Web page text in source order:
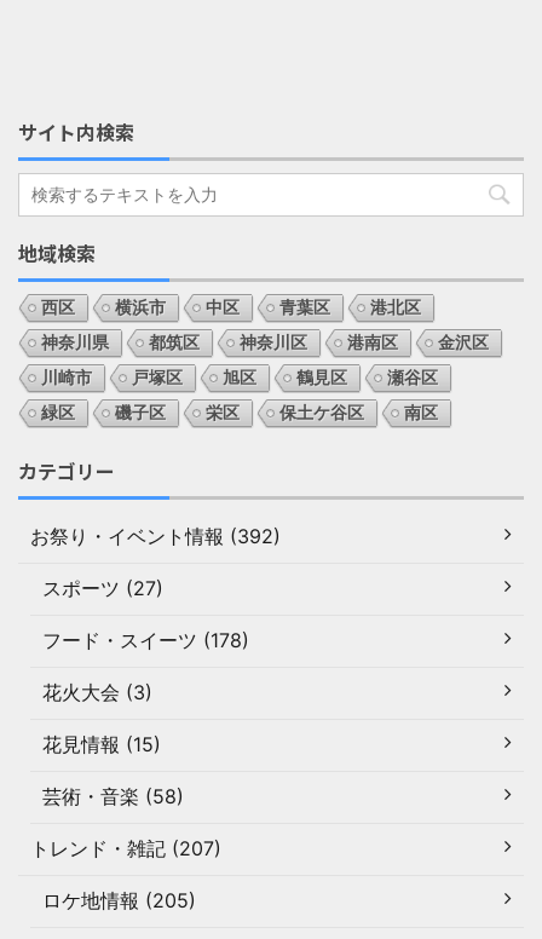
サイト内検索
地域検索
西区 横浜市 中区 青葉区
港北区
神奈川県
都筑区 神奈川区 港南区
金沢区
川崎市
戸塚区 旭区 鶴見区
瀬谷区
緑区
磯子区 栄区 保土ケ谷区 南区
カテゴリー
お祭り・イベント情報 (392)
スポーツ (27)
フード・スイーツ (178)
花火大会 (3)
花見情報 (15)
芸術・音楽 (58)
トレンド・雑記 (207)
ロケ地情報 (205)